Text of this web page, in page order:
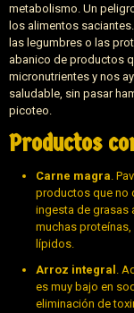
metabolismo. Un
los alimentos
las legumbres o las
abanico de productos
micronutrientes y nos
saludable, sin pasar
picoteo.
Productos
Carne magra.
productos que no
ingesta de grasas
muchas
lípidos.
Arroz integral .
es muy bajo en
eliminación de